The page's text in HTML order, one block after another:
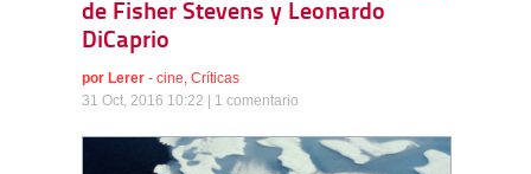
de Fisher Stevens y Leonardo
DiCaprio
por Lerer - cine, Críticas
31 Oct, 2016 10:22 | 1 comentario